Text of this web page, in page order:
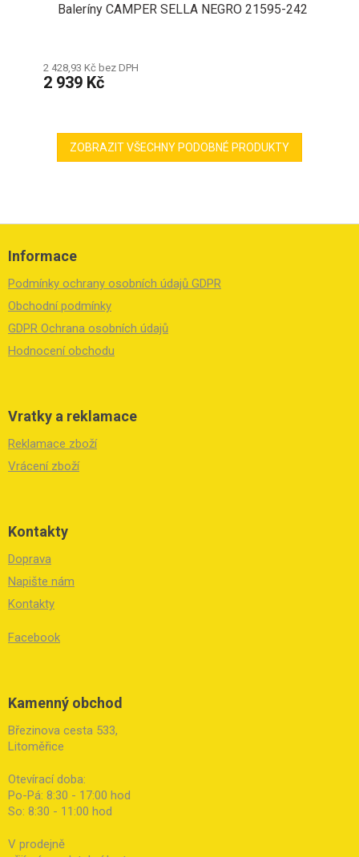
Baleríny CAMPER SELLA NEGRO 21595-242
2 428,93 Kč bez DPH
2 939 Kč
ZOBRAZIT VŠECHNY PODOBNÉ PRODUKTY
Z
Informace
Podmínky ochrany osobních údajů GDPR
Obchodní podmínky
GDPR Ochrana osobních údajů
Hodnocení obchodu
Vratky a reklamace
Reklamace zboží
Vrácení zboží
Kontakty
Doprava
Napište nám
Kontakty
Facebook
Kamenný obchod
Březinova cesta 533,
Litoměřice
Otevírací doba:
Po-Pá: 8:30 - 17:00 hod
So: 8:30 - 11:00 hod
V prodejně